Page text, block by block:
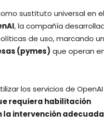
sustituto universal en el
, la compañía
de uso, marcando un
(pymes) que operan
los servicios de OpenAI
requiera habilitación
la intervención